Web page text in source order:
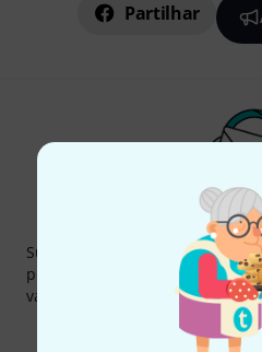
Partilhar
Newsletter
Subscreva a Newsletter da
pouco de sorte você poderá
valor de
Contribuições